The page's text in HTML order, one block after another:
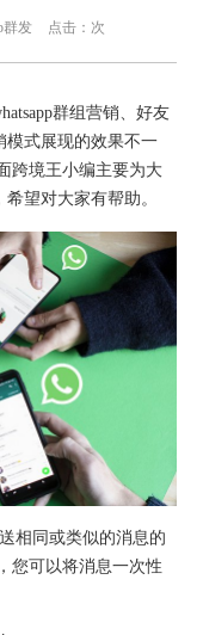
群发 点击： 次
群组营销、好友
模式展现的效果不一
跨境王小编主要为大
望对大家有帮助。
相同或类似的消息的
您可以将消息一次性